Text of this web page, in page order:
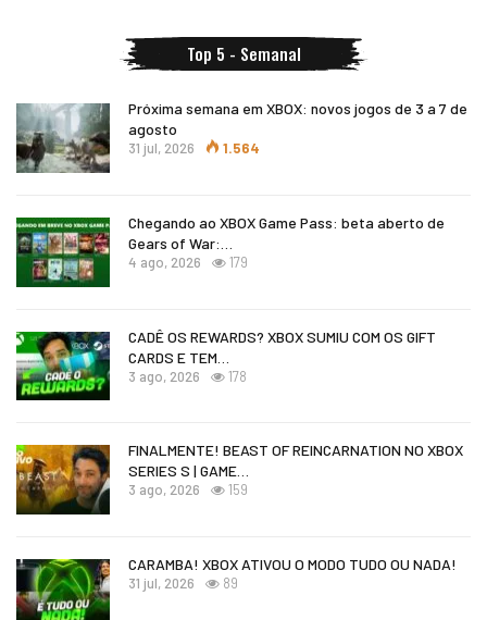
Top 5 - Semanal
Próxima semana em XBOX: novos jogos de 3 a 7 de
agosto
31 jul, 2026 1.564
Chegando ao XBOX Game Pass: beta aberto de
Gears of War:…
4 ago, 2026 179
CADÊ OS REWARDS? XBOX SUMIU COM OS GIFT
CARDS E TEM…
3 ago, 2026 178
FINALMENTE! BEAST OF REINCARNATION NO XBOX
SERIES S | GAME…
3 ago, 2026 159
CARAMBA! XBOX ATIVOU O MODO TUDO OU NADA!
31 jul, 2026 89